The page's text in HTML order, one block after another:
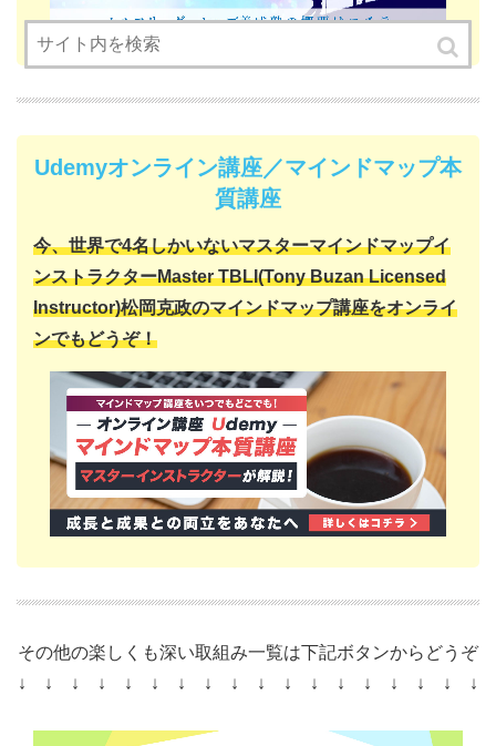
Udemyオンライン講座／マインドマップ本
質講座
今、世界で4名しかいないマスターマインドマップイ
ンストラクターMaster TBLI(Tony Buzan Licensed
Instructor)松岡克政のマインドマップ講座をオンライ
ンでもどうぞ！
その他の楽しくも深い取組み一覧は下記ボタンからどうぞ
↓ ↓ ↓ ↓ ↓ ↓ ↓ ↓ ↓ ↓ ↓ ↓ ↓ ↓ ↓ ↓ ↓ ↓